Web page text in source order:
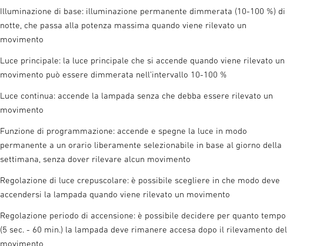
Illuminazione di base: illuminazione permanente dimmerata (10-100 %) di
notte, che passa alla potenza massima quando viene rilevato un
movimento
Luce principale: la luce principale che si accende quando viene rilevato un
movimento può essere dimmerata nell’intervallo 10-100 %
Luce continua: accende la lampada senza che debba essere rilevato un
movimento
Funzione di programmazione: accende e spegne la luce in modo
permanente a un orario liberamente selezionabile in base al giorno della
settimana, senza dover rilevare alcun movimento
Regolazione di luce crepuscolare: è possibile scegliere in che modo deve
accendersi la lampada quando viene rilevato un movimento
Regolazione periodo di accensione: è possibile decidere per quanto tempo
(5 sec. - 60 min.) la lampada deve rimanere accesa dopo il rilevamento del
movimento